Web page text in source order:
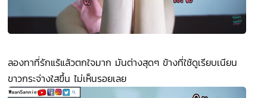
ลองทาที่รักแร้แล้วตกใจมาก มันต่างสุดๆ ข้างที่ใช้ดูเรียบเนียน
ขาวกระจ่างใสขึ้น ไม่เห็นรอยเลย